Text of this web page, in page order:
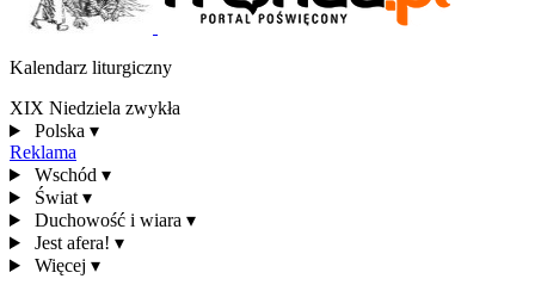
Kalendarz liturgiczny
XIX Niedziela zwykła
Polska ▾
Reklama
Wschód ▾
Świat ▾
Duchowość i wiara ▾
Jest afera! ▾
Więcej ▾